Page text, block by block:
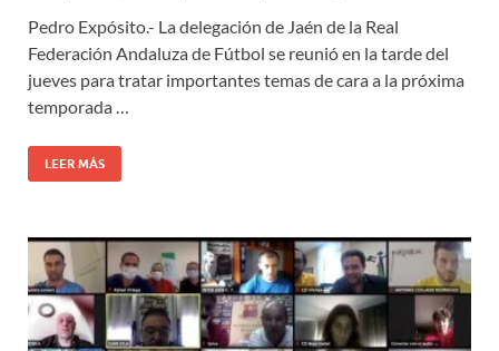
Pedro Expósito.- La delegación de Jaén de la Real
Federación Andaluza de Fútbol se reunió en la tarde del
jueves para tratar importantes temas de cara a la próxima
temporada …
LEER MÁS